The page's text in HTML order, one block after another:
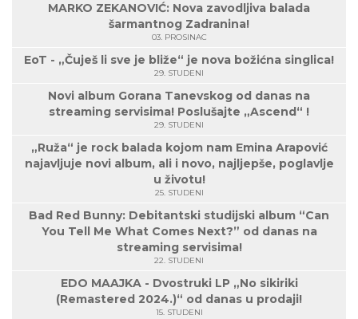
MARKO ZEKANOVIĆ: Nova zavodljiva balada
šarmantnog Zadranina!
03. PROSINAC
EoT - „Čuješ li sve je bliže“ je nova božićna singlica!
29. STUDENI
Novi album Gorana Tanevskog od danas na
streaming servisima! Poslušajte „Ascend“ !
29. STUDENI
„Ruža“ je rock balada kojom nam Emina Arapović
najavljuje novi album, ali i novo, najljepše, poglavlje
u životu!
25. STUDENI
Bad Red Bunny: Debitantski studijski album “Can
You Tell Me What Comes Next?” od danas na
streaming servisima!
22. STUDENI
EDO MAAJKA - Dvostruki LP „No sikiriki
(Remastered 2024.)“ od danas u prodaji!
15. STUDENI